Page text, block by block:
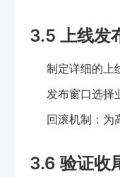
3.5 上线发
制定详细的上
发布窗口选择
回滚机制：为
3.6 验证收